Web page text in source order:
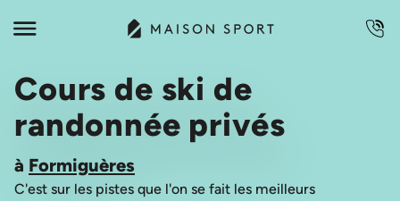
Cours de ski de
randonnée privés
à Formiguères
C'est sur les pistes que l'on se fait les meilleurs